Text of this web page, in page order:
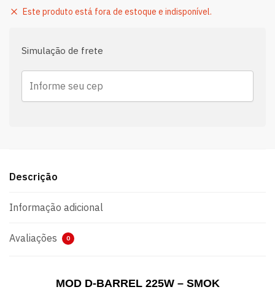
Este produto está fora de estoque e indisponível.
Simulação de frete
Descrição
Informação adicional
Avaliações 0
MOD D-BARREL 225W – SMOK